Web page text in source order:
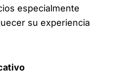
especialmente
su experiencia